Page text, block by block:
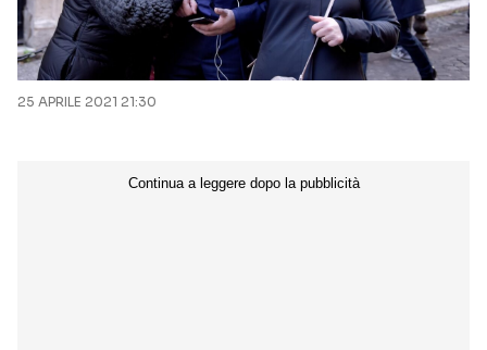
25 APRILE 2021 21:30